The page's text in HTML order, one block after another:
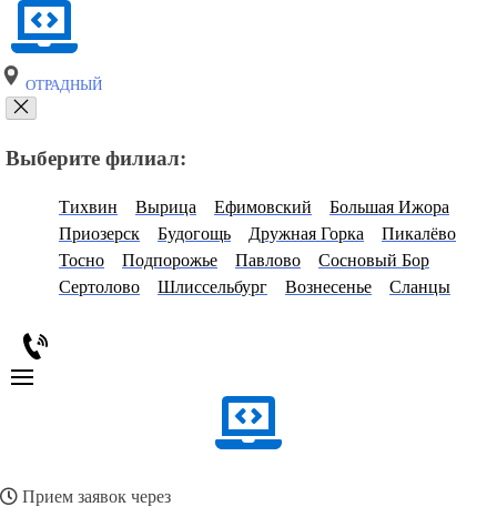
ОТРАДНЫЙ
Выберите филиал:
Тихвин Вырица Ефимовский
Большая Ижора
Приозерск
Будогощь Дружная Горка
Пикалёво
Тосно
Подпорожье Павлово
Сосновый Бор
Сертолово
Шлиссельбург Вознесенье Сланцы
Прием заявок через